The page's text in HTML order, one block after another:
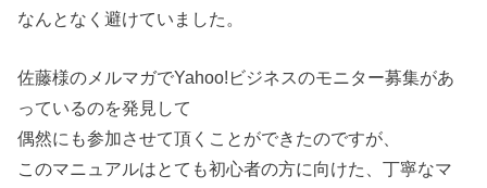
なんとなく避けていました。
佐藤様のメルマガでYahoo!ビジネスのモニター募集があ
っているのを発見して
偶然にも参加させて頂くことができたのですが、
このマニュアルはとても初心者の方に向けた、丁寧なマ